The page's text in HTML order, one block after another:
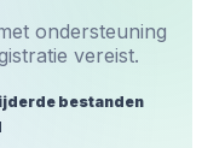
ondersteuning
vereist.
bestanden